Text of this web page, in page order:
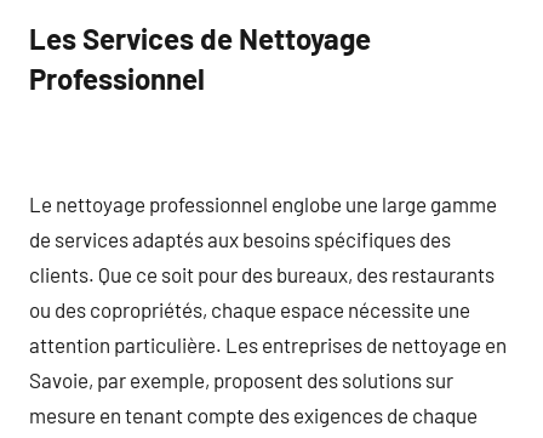
Les Services de Nettoyage
Professionnel
Le nettoyage professionnel englobe une large gamme
de services adaptés aux besoins spécifiques des
clients. Que ce soit pour des bureaux, des restaurants
ou des copropriétés, chaque espace nécessite une
attention particulière. Les entreprises de nettoyage en
Savoie, par exemple, proposent des solutions sur
mesure en tenant compte des exigences de chaque